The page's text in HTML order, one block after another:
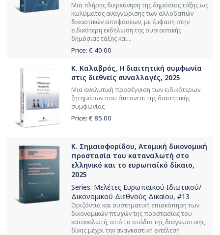
Mια πλήρης διερεύνηση της δημόσιας τάξης ως
κωλύματος αναγνώρισης των αλλοδαπών
δικαστικών αποφάσεων, με έμφαση στην
ειδικότερη εκδήλωση της ουσιαστικής
δημόσιας τάξης και...
Price: € 40.00
Κ. Καλαβρός, Η διαιτητική συμφωνία
στις διεθνείς συναλλαγές, 2025
Μια αναλυτική προσέγγιση των ειδικότερων
ζητημάτων που άπτονται της διαιτητικής
συμφωνίας
Price: € 85.00
Κ. Σημαιοφορίδου, Ατομική δικονομική
προστασία του καταναλωτή στο
ελληνικό και το ευρωπαϊκό δίκαιο,
2025
Series: Μελέτες Ευρωπαϊκού Ιδιωτικού/
Δικονομικού Διεθνούς Δικαίου, #13
Οριζόντια και συστηματική επισκόπηση των
δικονομικών πτυχών της προστασίας του
καταναλωτή, από το στάδιο της διαγνωστικής
δίκης μέχρι την αναγκαστική εκτέλεση